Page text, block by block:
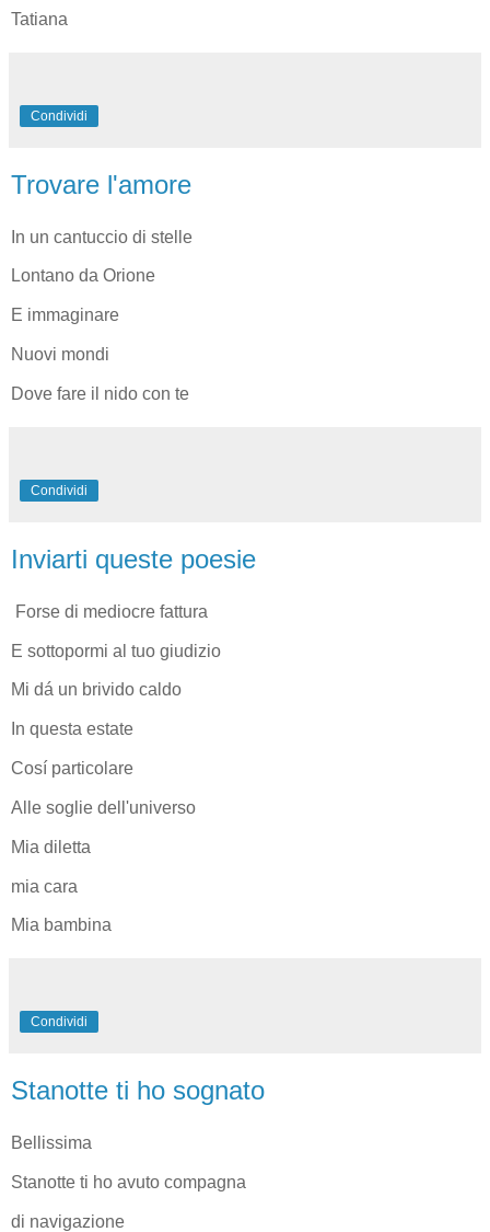
Tatiana
Condividi
Trovare l'amore
In un cantuccio di stelle
Lontano da Orione
E immaginare
Nuovi mondi
Dove fare il nido con te
Condividi
Inviarti queste poesie
Forse di mediocre fattura
E sottopormi al tuo giudizio
Mi dá un brivido caldo
In questa estate
Cosí particolare
Alle soglie dell'universo
Mia diletta
mia cara
Mia bambina
Condividi
Stanotte ti ho sognato
Bellissima
Stanotte ti ho avuto compagna
di navigazione